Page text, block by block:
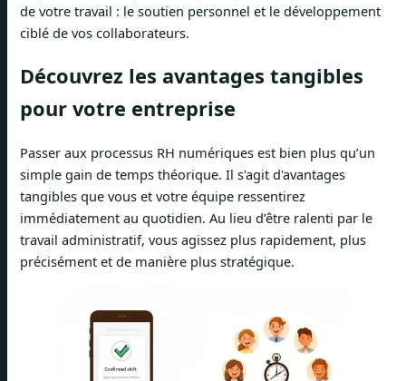
de votre travail : le soutien personnel et le développement
ciblé de vos collaborateurs.
Découvrez les avantages tangibles
pour votre entreprise
Passer aux processus RH numériques est bien plus qu’un
simple gain de temps théorique. Il s'agit d'avantages
tangibles que vous et votre équipe ressentirez
immédiatement au quotidien. Au lieu d’être ralenti par le
travail administratif, vous agissez plus rapidement, plus
précisément et de manière plus stratégique.